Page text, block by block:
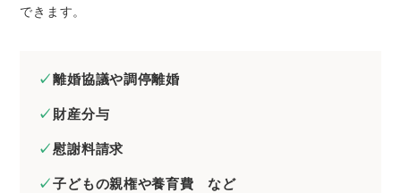
できます。
離婚協議や調停離婚
財産分与
慰謝料請求
子どもの親権や養育費 など